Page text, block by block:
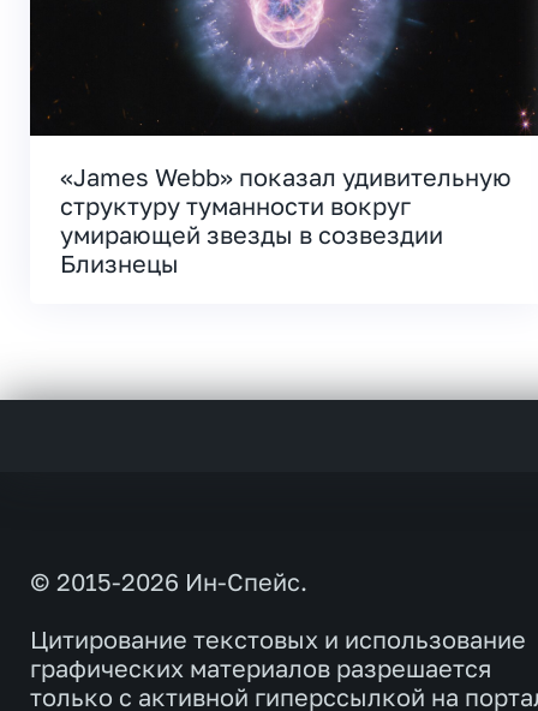
«James Webb» показал удивительную
структуру туманности вокруг
умирающей звезды в созвездии
Близнецы
© 2015-2026 Ин-Спейс.
Цитирование текстовых и использование
графических материалов разрешается
только с активной гиперссылкой на